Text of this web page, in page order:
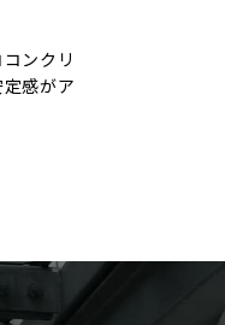
ンクリ
感がア